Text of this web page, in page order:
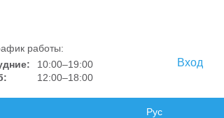
работы:
10:00–19:00
12:00–18:00
Вход
Рус